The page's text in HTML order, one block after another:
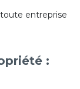
entreprise
: